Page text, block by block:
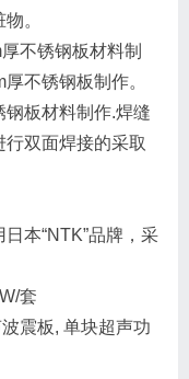
。
不锈钢板材料制
不锈钢板制作。
板材料制作.焊缝
双面焊接的采取
本“NTK”品牌，采
套
震板, 单块超声功